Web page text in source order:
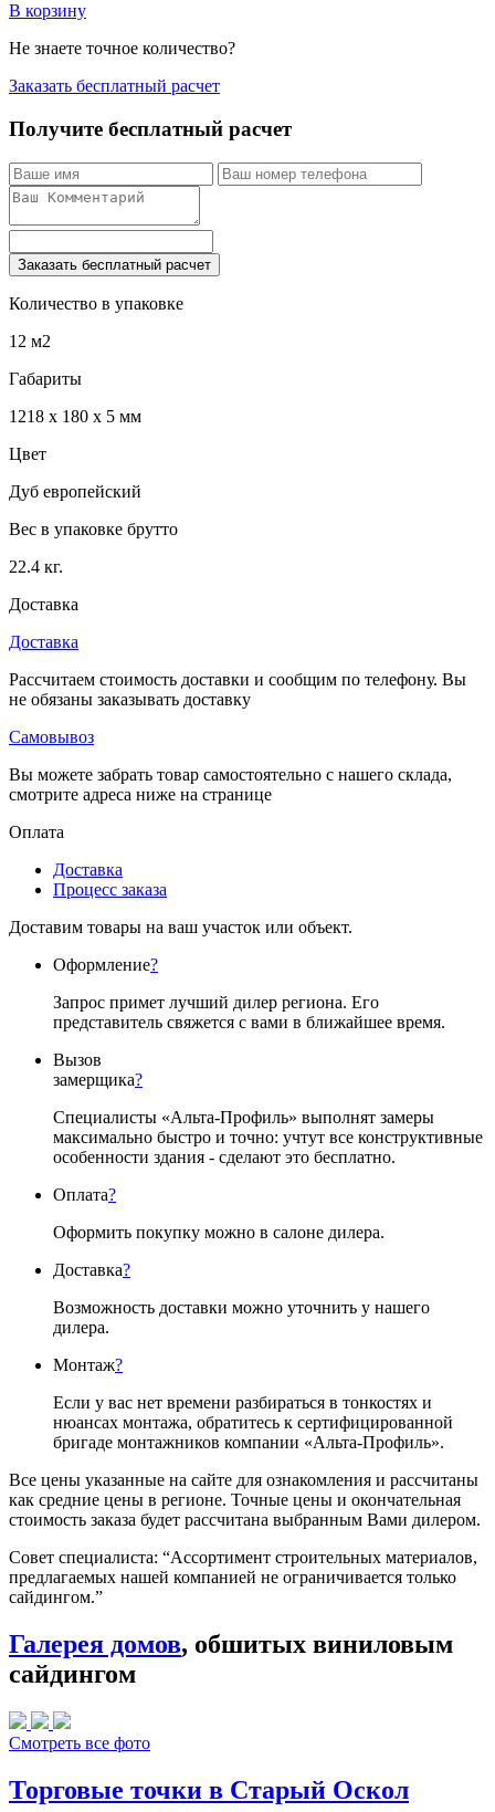
В корзину
Не знаете точное количество?
Заказать бесплатный расчет
Получите бесплатный расчет
Заказать бесплатный расчет
Количество в упаковке
12 м2
Габариты
1218 x 180 x 5 мм
Цвет
Дуб европейский
Вес в упаковке брутто
22.4 кг.
Доставка
Доставка
Рассчитаем стоимость доставки и сообщим по телефону. Вы
не обязаны заказывать доставку
Самовывоз
Вы можете забрать товар самостоятельно с нашего склада,
смотрите адреса ниже на странице
Оплата
Доставка
Процесс заказа
Доставим товары на ваш участок или объект.
Оформление?
Запрос примет лучший дилер региона. Его
представитель свяжется с вами в ближайшее время.
Вызов
замерщика?
Специалисты «Альта-Профиль» выполнят замеры
максимально быстро и точно: учтут все конструктивные
особенности здания - сделают это бесплатно.
Оплата?
Оформить покупку можно в салоне дилера.
Доставка?
Возможность доставки можно уточнить у нашего
дилера.
Монтаж?
Если у вас нет времени разбираться в тонкостях и
нюансах монтажа, обратитесь к сертифицированной
бригаде монтажников компании «Альта-Профиль».
Все цены указанные на сайте для ознакомления и рассчитаны
как средние цены в регионе. Точные цены и окончательная
стоимость заказа будет рассчитана выбранным Вами дилером.
Совет специалиста: “Ассортимент строительных материалов,
предлагаемых нашей компанией не ограничивается только
сайдингом.”
Галерея домов, обшитых виниловым
сайдингом
Смотреть все фото
Торговые точки в Старый Оскол